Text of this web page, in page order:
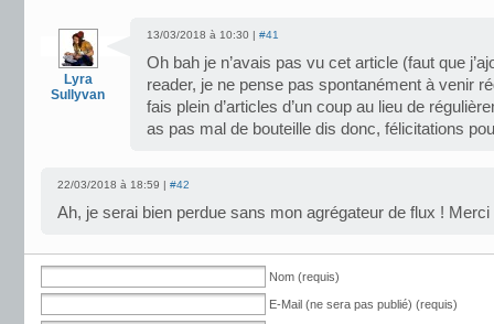
Lyra
Sullyvan
13/03/2018 à 10:30 | #41
Oh bah je n’avais pas vu cet article (faut que
reader, je ne pense pas spontanément à venir
fais plein d’articles d’un coup au lieu de
as pas mal de bouteille dis donc, félicitations
22/03/2018 à 18:59 | #42
Ah, je serai bien perdue sans mon agrégateur de flux ! Merci
Nom (requis)
E-Mail (ne sera pas publié) (requis)